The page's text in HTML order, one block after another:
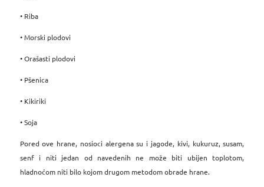
• Riba
• Morski plodovi
• Orašasti plodovi
• Pšenica
• Kikiriki
• Soja
Pored ove hrane, nosioci alergena su i jagode, kivi, kukuruz, susam,
senf i niti jedan od navedenih ne može biti ubijen toplotom,
hladnoćom niti bilo kojom drugom metodom obrade hrane.